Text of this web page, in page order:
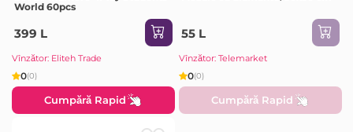
World 60pcs
399 L
Vînzător: Eliteh Trade
0(0)
Cumpără Rapid
55 L
Vînzător: Telemarket
0(0)
Cumpără Rapid